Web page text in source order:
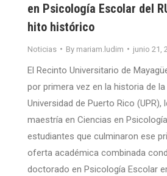
en Psicología Escolar del
hito histórico
Noticias By mariam.ludim junio 21,
El Recinto Universitario de
por primera vez en la historia de
Universidad de Puerto Rico (UPR),
maestría en Ciencias en
estudiantes que culminaron ese
oferta académica combinada
doctorado en Psicología Escolar